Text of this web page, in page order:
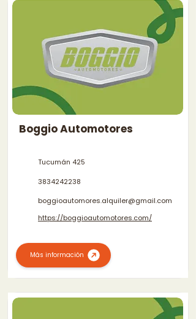
Boggio Automotores
Tucumán 425
3834242238
boggioautomores.alquiler@gmail.com
https://boggioautomotores.com/
Más información